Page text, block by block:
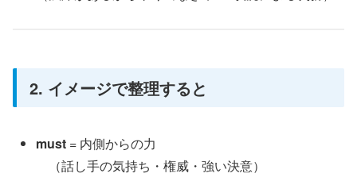
2. イメージで整理すると
must = 内側からの力
（話し手の気持ち・権威・強い決意）